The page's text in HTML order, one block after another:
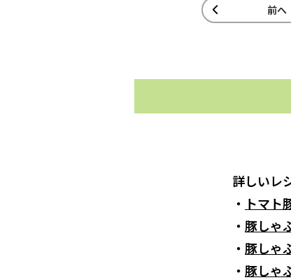
前へ
詳しいレ
・ トマト
・ 豚しゃ
・ 豚しゃ
・ 豚しゃ